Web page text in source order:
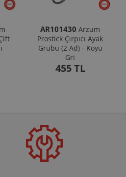
AR101430 Arzum
Prostick Çırpıcı Ayak
Grubu (2 Ad) - Koyu
Gri
455 TL